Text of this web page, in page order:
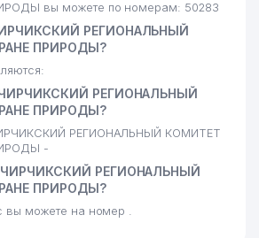
вы можете по номерам: 50283
РЕГИОНАЛЬНЫЙ
ПРИРОДЫ?
ЧИРЧИКСКИЙ РЕГИОНАЛЬНЫЙ
ПРИРОДЫ?
РЕГИОНАЛЬНЫЙ КОМИТЕТ
-
ЧИРЧИКСКИЙ РЕГИОНАЛЬНЫЙ
ПРИРОДЫ?
вы можете на номер .